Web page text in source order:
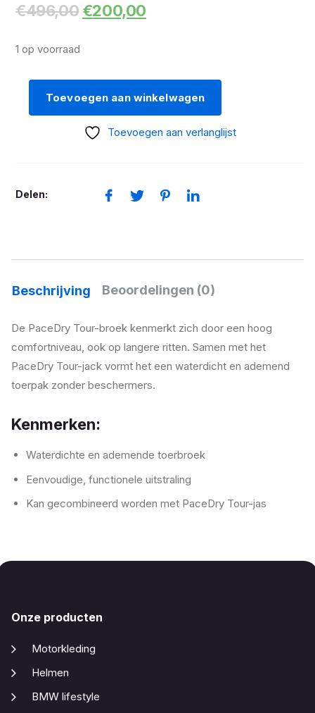
€496,00 Oorspronkelijke
prijs
€200,00
prijs
1 op voorraad
Toevoegen aan winkelwagen
Toevoegen aan verlanglijst
Delen:
Beschrijving Beoordelingen (0)
De PaceDry Tour-broek kenmerkt zich door een hoog
comfortniveau, ook op langere ritten. Samen met het
PaceDry Tour-jack vormt het een waterdicht en ademend
toerpak zonder beschermers.
Kenmerken:
Waterdichte en ademende toerbroek
Eenvoudige, functionele uitstraling
Kan gecombineerd worden met PaceDry Tour-jas
Onze producten
Motorkleding
Helmen
BMW lifestyle